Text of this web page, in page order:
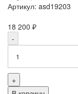
Артикул: asd19203
18 200 ₽
-
+